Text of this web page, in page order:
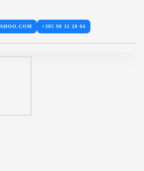
+385 98 32 28 04